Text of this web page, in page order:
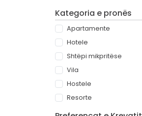
Kategoria e pronës
Apartamente
Hotele
Shtëpi mikpritëse
Vila
Hostele
Resorte